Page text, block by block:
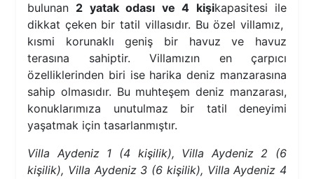
bulunan 2 yatak odası ve 4 kişikapasitesi ile
dikkat çeken bir tatil villasıdır. Bu özel villamız,
kısmi korunaklı geniş bir havuz ve havuz
terasına sahiptir. Villamızın en çarpıcı
özelliklerinden biri ise harika deniz manzarasına
sahip olmasıdır. Bu muhteşem deniz manzarası,
konuklarımıza unutulmaz bir tatil deneyimi
yaşatmak için tasarlanmıştır.
Villa Aydeniz 1 (4 kişilik), Villa Aydeniz 2 (6
kişilik), Villa Aydeniz 3 (6 kişilik), Villa Aydeniz 4